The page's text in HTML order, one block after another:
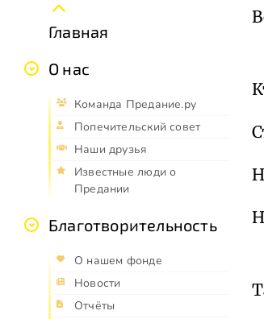
Главная
О нас
Команда Предание.ру
Попечительский совет
Наши друзья
Известные люди о
Предании
Благотворительность
О нашем фонде
Новости
Отчёты